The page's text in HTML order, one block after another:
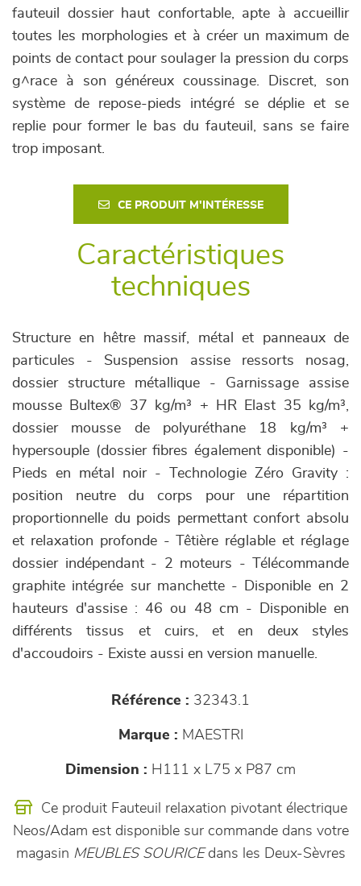
fauteuil dossier haut confortable, apte à accueillir
toutes les morphologies et à créer un maximum de
points de contact pour soulager la pression du corps
g^race à son généreux coussinage. Discret, son
système de repose-pieds intégré se déplie et se
replie pour former le bas du fauteuil, sans se faire
trop imposant.
CE PRODUIT M'INTÉRESSE
Caractéristiques
techniques
Structure en hêtre massif, métal et panneaux de
particules - Suspension assise ressorts nosag,
dossier structure métallique - Garnissage assise
mousse Bultex® 37 kg/m³ + HR Elast 35 kg/m³,
dossier mousse de polyuréthane 18 kg/m³ +
hypersouple (dossier fibres également disponible) -
Pieds en métal noir - Technologie Zéro Gravity :
position neutre du corps pour une répartition
proportionnelle du poids permettant confort absolu
et relaxation profonde - Têtière réglable et réglage
dossier indépendant - 2 moteurs - Télécommande
graphite intégrée sur manchette - Disponible en 2
hauteurs d'assise : 46 ou 48 cm - Disponible en
différents tissus et cuirs, et en deux styles
d'accoudoirs - Existe aussi en version manuelle.
Référence : 32343.1
Marque : MAESTRI
Dimension : H111 x L75 x P87 cm
Ce produit Fauteuil relaxation pivotant électrique
Neos/Adam est disponible sur commande dans votre
magasin MEUBLES SOURICEdans les Deux-Sèvres